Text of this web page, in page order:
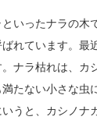
といったナラの木
ばれています。
ナラ枯れは、カ
たない小さな虫
うと、カシノナ